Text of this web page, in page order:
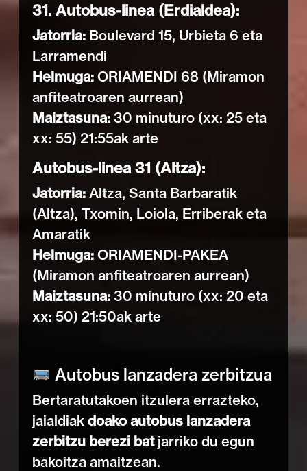
31. Autobus-linea (Erdialdea):
Jatorria: Boulevard 15, Urbieta 6 eta
Larramendi
Helmuga: ORIAMENDI 68 (Miramon
anfiteatroaren aurrean)
Maiztasuna: 30 minuturo (xx: 25 eta
xx: 55) 21:55ak arte
Autobus-linea 31 (Altza):
Jatorria: Altza, Santa Barbaratik
(Altza), Txomin, Loiola, Erriberak eta
Amaratik
Helmuga: ORIAMENDI-PAKEA
(Miramon anfiteatroaren aurrean)
Maiztasuna: 30 minuturo (xx: 20 eta
xx: 50) 21:50ak arte
Autobus lanzadera zerbitzua
Bertaratutakoen itzulera errazteko,
jaialdiak doako autobus lanzadera
zerbitzu berezi batjarriko du egun
bakoitza amaitzean.